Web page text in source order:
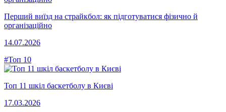
Перший виїзд на страйкбол: як підготуватися фізично й
організаційно
14.07.2026
#Топ 10
Топ 11 шкіл баскетболу в Києві
17.03.2026